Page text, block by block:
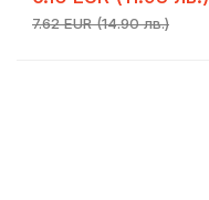
7.62 EUR (14.90 лв.)